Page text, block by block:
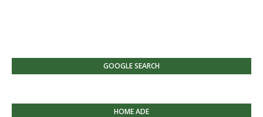
GOOGLE SEARCH
HOME ADE